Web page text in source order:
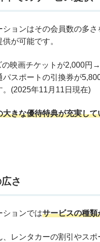
ョンはその会員数の多
が可能です。
の映画チケットが2,000円 →
スポートの引換券が
(2025年11月11日現在)
大きな優待特典が充実して
さ
ションではサービスの種類
レンタカーの割引やス